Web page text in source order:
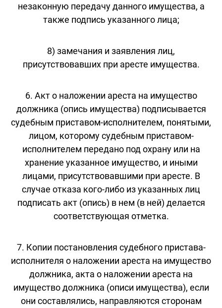
незаконную передачу данного имущества, а
также подпись указанного лица;
8) замечания и заявления лиц,
присутствовавших при аресте имущества.
6. Акт о наложении ареста на имущество
должника (опись имущества) подписывается
судебным приставом-исполнителем, понятыми,
лицом, которому судебным приставом-
исполнителем передано под охрану или на
хранение указанное имущество, и иными
лицами, присутствовавшими при аресте. В
случае отказа кого-либо из указанных лиц
подписать акт (опись) в нем (в ней) делается
соответствующая отметка.
7. Копии постановления судебного пристава-
исполнителя о наложении ареста на имущество
должника, акта о наложении ареста на
имущество должника (описи имущества), если
они составлялись, направляются сторонам